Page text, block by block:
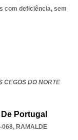
com deficiência, sem
CEGOS DO NORTE
Portugal
068, RAMALDE